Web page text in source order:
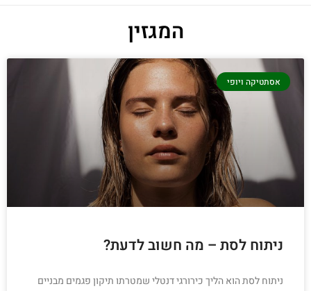
המגזין
אסתטיקה ויופי
ניתוח לסת – מה חשוב לדעת?
ניתוח לסת הוא הליך כירורגי דנטלי שמטרתו תיקון פגמים מבניים